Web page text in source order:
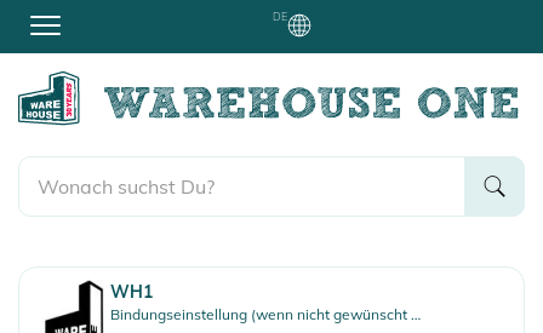
DE
WH1
Bindungseinstellung (wenn nicht gewünscht bitte mitteilen)